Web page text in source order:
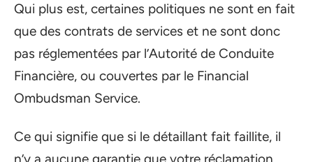
Qui plus est, certaines politiques ne sont en fait
que des contrats de services et ne sont donc
pas réglementées par l’Autorité de Conduite
Financière, ou couvertes par le Financial
Ombudsman Service.
Ce qui signifie que si le détaillant fait faillite, il
n’y a aucune garantie que votre réclamation